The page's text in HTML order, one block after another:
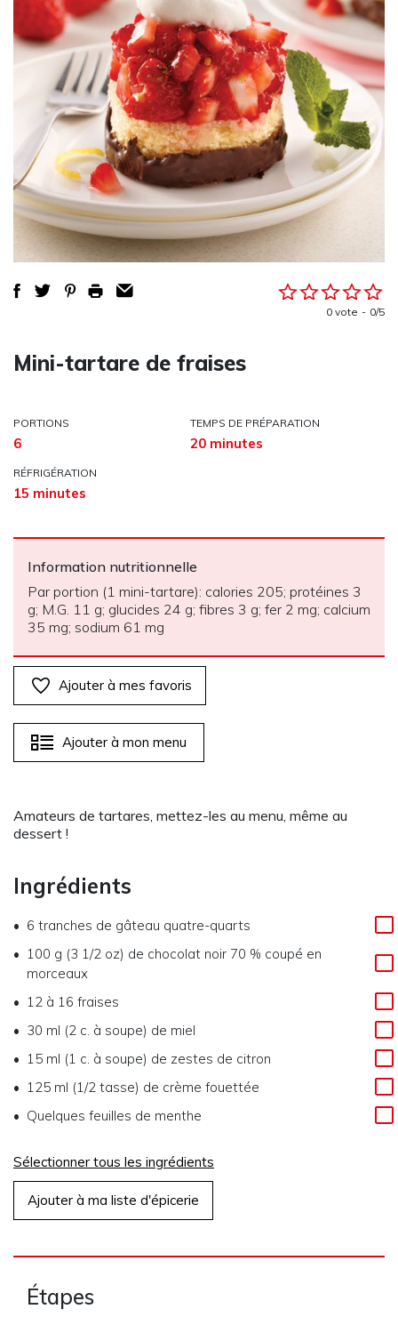
0 vote 0/5
Mini-tartare de fraises
PORTIONS
6
TEMPS DE PRÉPARATION
20 minutes
RÉFRIGÉRATION
15 minutes
Information nutritionnelle
Par portion (1 mini-tartare): calories 205; protéines 3
g; M.G. 11 g; glucides 24 g; fibres 3 g; fer 2 mg; calcium
35 mg; sodium 61 mg
Ajouter à mes favoris
Ajouter à mon menu
Amateurs de tartares, mettez-les au menu, même au
dessert !
Ingrédients
6 tranches de gâteau quatre-quarts
100 g (3 1/2 oz) de chocolat noir 70 % coupé en
morceaux
12 à 16 fraises
30 ml (2 c. à soupe) de miel
15 ml (1 c. à soupe) de zestes de citron
125 ml (1/2 tasse) de crème fouettée
Quelques feuilles de menthe
Sélectionner tous les ingrédients
Ajouter à ma liste d'épicerie
Étapes